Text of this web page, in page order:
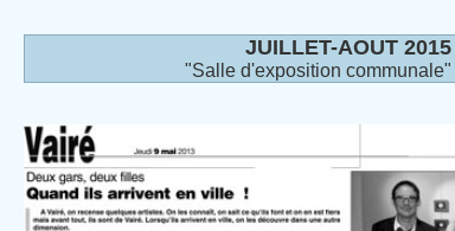
JUILLET-AOUT 2015
"Salle d'exposition communale"